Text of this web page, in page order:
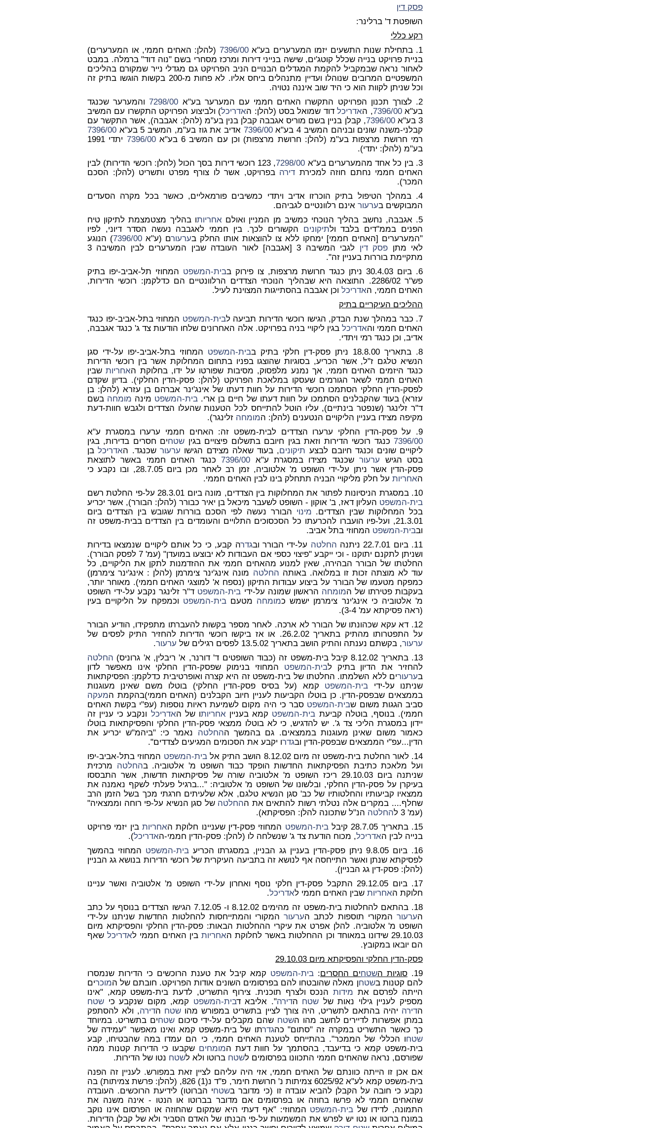
פסק דין
השופטת ד' ברלינר:
רקע כללי
1. בתחילת שנות התשעים יזמו המערערים בע"א
7396/00
(להלן: האחים חממי, או המערערים)
בניית פרויקט בנייה שכלל קוטג'ים, שישה בנייני דירות ומרכז מסחרי בשם "נוה דוד" ברמלה. במבט
לאחור נראה שבמקביל להקמת המגדלים הבנויים הניב הפרויקט גם מגדלי נייר שמקורם בהליכים
המשפטיים המרובים שנוהלו ועדיין מתנהלים ביחס אליו. לא פחות מ-200 בקשות הוגשו בתיק זה
וכל שניתן לקוות הוא כי היד שוב איננה נטויה.
2. לצורך תכנון הפרויקט התקשרו האחים חממי עם המערער בע"א
7298/00והמערער שכנגד
בע"א7396/00 , האדריכלדוד שמואל בסט (להלן: האדריכל) ולביצוע הפרויקט התקשרו עם המשיב
3 בע"א
7396/00
, קבלן בניין בשם מוריס אגבבה קבלן בנין בע"מ (להלן: אגבבה), אשר התקשר עם
קבלני-משנה שונים ובניהם המשיב 4 בע"א
7396/00 אדיב את גוז בע"מ, המשיב 5 בע"א
רמי חרושת מרצפות בע"מ (להלן: חרושת מרצפות) וכן עם המשיב 6 בע"א
7396/00
יתדי 1991
בע"מ (להלן: יתדי).
3. בין כל אחד מהמערערים בע"א
7298/00
, 123 רוכשי דירות בסך הכול (להלן: רוכשי הדירות) לבין
האחים חממי נחתם חוזה למכירת דירה בפרויקט, אשר לו צורף מפרט ותשריט (להלן: הסכם
המכר).
4. במהלך הטיפול בתיק הוכרזו אדיב ויתדי כמשיבים פורמאליים, כאשר בכל מקרה הסעדים
המבוקשים בערעור אינם רלוונטיים לגביהם.
5. אגבבה, נחשב בהליך הנוכחי כמשיב מן המניין ואולם
אחריותו בהליך מצטמצמת לתיקון טיח
הפנים בממ"דים בלבד ולתיקונים הקשורים לכך. בין חממי לאגבבה נעשה הסדר דיוני, לפיו
"המערערים [האחים חממי] ימחקו ללא צו להוצאות אותו החלק בערעורם (ע"א
) הנוגע
לאי מתן פסק דין
לגבי המשיבה 3 [אגבבה] לאור העובדה שבין המערערים לבין המשיבה 3
מתקיימת בוררות בעניין זה".
6. ביום 30.4.03 ניתן כנגד חרושת מרצפות, צו פירוק ב
בית-המשפט המחוזי תל-אביב-יפו בתיק
פש"ר 2286/02. התוצאה היא שבהליך הנוכחי הצדדים הרלוונטיים הם כדלקמן: רוכשי הדירות,
האחים חממי, האדריכל וכן אגבבה בהסתייגות המצוינת לעיל.
ההליכים העיקריים בתיק
7. כבר במהלך שנת הבדק, הגישו רוכשי הדירות תביעה ל
בית-המשפט המחוזי בתל-אביב-יפו כנגד
האחים חממי והאדריכל בגין ליקויי בניה בפרויקט. אלה האחרונים שלחו הודעות צד ג' כנגד אגבבה,
אדיב, וכן כנגד רמי ויתדי.
8. בתאריך 18.8.00 ניתן פסק-דין חלקי בתיק ב
בית-המשפט המחוזי בתל-אביב-יפו על-ידי סגן
הנשיא טלגם ז"ל, אשר הכריע, בסוגיות שהוצגו בפניו בתחום המחלוקת אשר בין רוכשי הדירות
כנגד היזמים האחים חממי, אך נמנע מלפסוק, מסיבות שפורטו על ידו, בחלוקת האחריותשבין
האחים חממי לשאר הגורמים שעסקו במלאכת הפרויקט (להלן: פסק-הדין החלקי). בדיון שקדם
לפסק-הדין החלקי הסתמכו רוכשי הדירות על חוות דעתו של אינג'ינר אברהם בן עזרא (להלן: בן
עזרא) בעוד שהקבלנים הסתמכו על חוות דעתו של חיים בן ארי. בית-המשפט מינה מומחה בשם
ד"ר זלינגר (שנפטר בינתיים), עליו הוטל להתייחס לכל הטענות שהעלו הצדדים ולגבש חוות-דעת
מקיפה מצידו בעניין הליקויים הנטענים (להלן: המומחה זלינגר).
9. על פסק-הדין החלקי ערערו הצדדים לבית-משפט זה: האחים חממי ערערו במסגרת ע"א
7396/00כנגד רוכשי הדירות וזאת בגין חיובם בתשלום פיצויים בגין שטחים חסרים בדירות, בגין
ליקויים שונים וכנגד חיובם לבצע תיקונים, בעוד שאלה מצידם הגישו ערעור שכנגד. האדריכלבן
בסט הגיש ערעורשכנגד מצידו במסגרת ע"א
כנגד האחים חממי באשר לתוצאת
פסק-הדין אשר ניתן על-ידי השופט מ' אלטוביה, זמן רב לאחר מכן ביום 28.7.05, ובו נקבע כי
האחריות על חלק מליקויי הבניה תתחלק בינו לבין האחים חממי.
10. במסגרת הניסיונות לפתור את המחלוקות בין הצדדים, מונה ביום 28.3.01 על-פי החלטת רשם
בית-המשפט העליון דאז, ב' אוקון - השופט לשעבר מיכאל בן יאיר כבורר (להלן: הבורר), אשר יכריע
בכל המחלוקות שבין הצדדים. מינוי הבורר נעשה לפי הסכם בוררות שגובש בין הצדדים ביום
21.3.01, ועל-פיו הועברו להכרעתו כל הסכסוכים התלויים והעומדים בין הצדדים בבית-משפט זה
ובבית-המשפט המחוזי בתל אביב.
11. ביום 22.7.01 ניתנה
החלטה על-ידי הבורר ובגדרה קבע, כי כל אותם ליקויים שנמצאו בדירות
ושניתן לתקנם יתוקנו - וכי ייקבע "פיצוי כספי אם העבודות לא יבוצעו במועדן" (עמ' 7 לפסק הבורר).
החלטתו של הבורר הבהירה, שאין למנוע מהאחים חממי את ההזדמנות לתקן את הליקויים, כל
עוד לא מוצתה זכות זו במלואה. באותה החלטה מונה אינג'ינר צימרמן (להלן : אינג'ינר צימרמן)
כמפקח מטעמו של הבורר על ביצוע עבודות התיקון (נספח א' למוצגי האחים חממי). מאוחר יותר,
בעקבות פטירתו של המומחה הראשון שמונה על-ידי בית-המשפט ד"ר זלינגר נקבע על-ידי השופט
מ' אלטוביה כי אינג'ינר צימרמן ישמש כמומחה מטעםבית-המשפט וכמפקח על הליקויים בעין
(ראה פסיקתא עמ' 3-4).
12. דא עקא שכהונתו של הבורר לא ארכה. לאחר מספר בקשות להעברתו מתפקידו, הודיע הבורר
על התפטרותו מהתיק בתאריך 26.2.02. או אז ביקשו רוכשי הדירות להחזיר התיק לפסים של
ערעור, בקשתם נענתה והתיק הושב בתאריך 13.5.02 לפסים רגילים של ערעור.
13. בתאריך 8.12.02 קיבל בית-משפט זה (כבוד השופטים ד' דורנר, א' ריבלין, א' גרוניס)
החלטה
להחזיר את הדיון בתיק לבית-המשפט המחוזי בנימוק שפסק-הדין החלקי אינו מאפשר לדון
בערעורים ללא השלמתו. החלטתו של בית-משפט זה היא קצרה ואופרטיבית כדלקמן: הפסיקתאות
שניתנו על-ידי בית-המשפט קמא (על בסיס פסק-הדין החלקי) בוטלו משם שאינן מעוגנות
בממצאים שבפסק-הדין. כן בוטלו הקביעות לעניין חיוב הקבלנים (האחים חממי)בהקמת המעקה
סביב הגגות משום שבית-המשפט סבר כי היה מקום לשמיעת ראיות נוספות (עפ"י בקשת האחים
חממי). בנוסף, בוטלה קביעת בית-המשפט קמא בענייןאחריותו של האדריכל ונקבע כי עניין זה
יידון במסגרת הליכי צד ג'. יש להדגיש, כי לא בוטלו ממצאי פסק-הדין החלקי והפסיקתאות בוטלו
כאמור משום שאינן מעוגנות בממצאים. גם בהמשך ההחלטה נאמר כי: "ביהמ"ש יכריע את
הדין...עפ"י הממצאים שבפסק-הדין ובגדרו יקבע את הסכומים המגיעים לצדדים".
14. לאור החלטת בית-משפט זה מיום 8.12.02 הושב התיק אל
בית-המשפט המחוזי בתל-אביב-יפו
ועל מלאכת כתיבת הפסיקתאות החדשות הופקד כבוד השופט מ' אלטוביה. בהחלטה מרכזית
שניתנה ביום 29.10.03 ריכז השופט מ' אלטוביה שורה של פסיקתאות חדשות, אשר התבססו
בעיקרן על פסק-הדין החלקי, ובלשונו של השופט מ' אלטוביה: "...ברגיל פעלתי לשקף נאמנה את
ממצאיו קביעותיו והחלטותיו של כב' סגן הנשיא טלגם, אלא שלעיתים חרגתי מכך בשל הזמן הרב
שחלף.... במקרים אלה נטלתי רשות להתאים את ההחלטה של סגן הנשיא על-פי רוחה וממצאיה"
(עמ' 3 ל
החלטה הנ"ל שתכונה להלן: הפסיקתא).
15. בתאריך 28.7.05 קיבל
בית-המשפט המחוזי פסק-דין שעניינו חלוקת האחריות בין יזמי פרויקט
בנייה לבין האדריכל, מכוח הודעת צד ג' שנשלחה לו (להלן: פסק-הדין חממי-האדריכל).
16. ביום 9.8.05 ניתן פסק-הדין בעניין גג הבניין, במסגרתו הכריע
בית-המשפט המחוזי בהמשך
לפסיקתא שנתן ואשר התייחסה אף לנושא זה בתביעה העיקרית של רוכשי הדירות בנושא גג הבניין
(להלן: פסק-דין גג הבניין).
17. ביום 29.12.05 התקבל פסק-דין חלקי נוסף ואחרון על-ידי השופט מ' אלטוביה ואשר עניינו
חלוקת האחריות שבין האחים חממי לאדריכל.
18. בהתאם להחלטות בית-משפט זה מהימים 8.12.02 ו- 7.12.05 הגישו הצדדים בנוסף על כתב
הערעורהמקורי תוספות לכתב הערעורהמקורי והמתייחסות להחלטות החדשות שניתנו על-ידי
השופט מ' אלטוביה. להלן אפרט את עיקרי ההחלטות הבאות: פסק-הדין החלקי והפסיקתא מיום
29.10.03 שידונו במאוחד וכן ההחלטות באשר לחלוקת ה
אחריות בין האחים חממי לאדריכלשאף
הם יובאו במקובץ.
פסק-הדין החלקי והפסיקתא מיום 29.10.03
19.
סוגיות השטחים החסרים: בית-המשפט קמא קיבל את טענת הרוכשים כי הדירות שנמסרו
להם קטנות בשטחן מאלה שהובטחו להם בפרסומים השונים אודות הפרויקט. חובתם של המוכרים
הייתה לפרסם את מידות הנכס ולצרף תוכנית. צירוף התשריט, לדעת בית-משפט קמא, "אינו
מספיק לעניין גילוי נאות של שטח הדירה". אליבא דבית-המשפט קמא, מקום שנקבע כי שטח
הדירה יהיה בהתאם לתשריט, היה צורך לציין בתשריט במפורש מהו שטח הדירה, ולא להסתפק
במתן אפשרות לדיירים לחשב מהו השטח שהם מקבלים על-ידי סיכוםשטחים בתשריט. במיוחד
כך כאשר התשריט במקרה זה "סתום" כהגדרתו של בית-משפט קמא ואינו מאפשר "עמידה של
שטחו הכללי של הממכר". בהתייחס לטענת האחים חממי, כי הם עמדו במה שהבטיחו, קבע
בית-משפט קמא כי בדיעבד, בהסתמך על חוות דעת המומחים שקבעו כי הדירות קטנות ממה
שפורסם, נראה שהאחים חממי התכוונו בפרסומים לשטח ברוטו ולא לשטח נטו של הדירות.
אם אכן זו הייתה כוונתם של האחים חממי, אזי היה עליהם לציין זאת במפורש. לעניין זה הפנה
בית-משפט קמא לע"א 6025/92 צמיתות נ' חרושת חימר, פ"ד נ(1) 826, (להלן: פרשת צמיתות) בה
נקבע כי חובה על הקבלן להביא עובדה זו (כי מדובר בשטחי הברוטו) לידיעת הרוכשים. העובדה
שהאחים חממי לא פרשו בחוזה או בפרסומים אם מדובר בברוטו או הנטו - אינה משנה את
התמונה, לדידו של בית-המשפט המחוזי: "אף דעתי היא שמקום שהחוזה או הפרסום אינו נוקב
במונח ברוטו או נטו יש לפרש את המשמעות על-פי הבנתו של האדם הסביר ולא של קבלן הדירות.